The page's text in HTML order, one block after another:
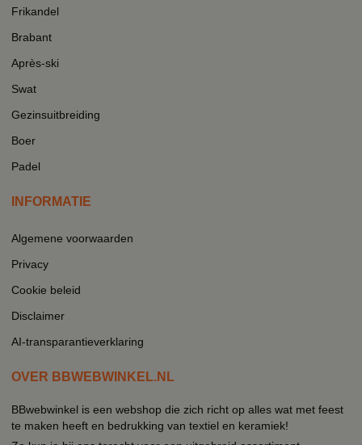
Frikandel
Brabant
Après-ski
Swat
Gezinsuitbreiding
Boer
Padel
INFORMATIE
Algemene voorwaarden
Privacy
Cookie beleid
Disclaimer
AI-transparantieverklaring
OVER BBWEBWINKEL.NL
BBwebwinkel is een webshop die zich richt op alles wat met feest
te maken heeft en bedrukking van textiel en keramiek!